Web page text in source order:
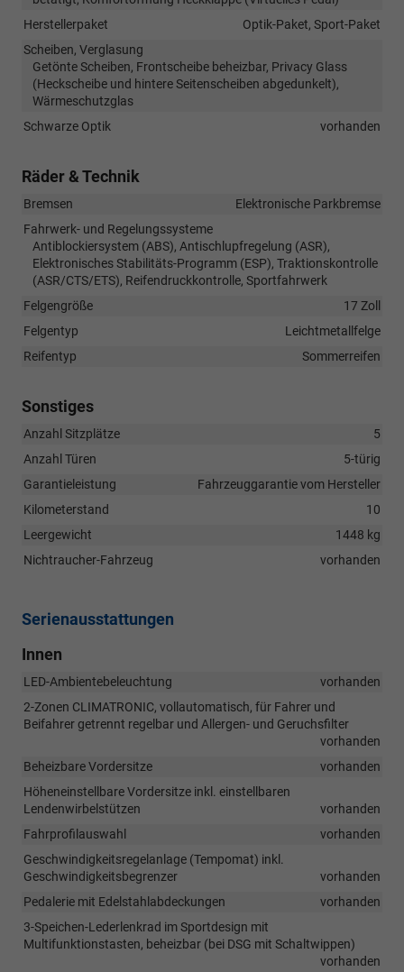
Herstellerpaket
Optik-Paket, Sport-Paket
Scheiben, Verglasung
Getönte Scheiben, Frontscheibe beheizbar, Privacy Glass
(Heckscheibe und hintere Seitenscheiben abgedunkelt),
Wärmeschutzglas
Schwarze Optik
vorhanden
Räder & Technik
Bremsen
Elektronische Parkbremse
Fahrwerk- und Regelungssysteme
Antiblockiersystem (ABS), Antischlupfregelung (ASR),
Elektronisches Stabilitäts-Programm (ESP), Traktionskontrolle
(ASR/CTS/ETS), Reifendruckkontrolle, Sportfahrwerk
Felgengröße
17 Zoll
Felgentyp
Leichtmetallfelge
Reifentyp
Sommerreifen
Sonstiges
Anzahl Sitzplätze
5
Anzahl Türen
5-türig
Garantieleistung
Fahrzeuggarantie vom Hersteller
Kilometerstand
10
Leergewicht
1448 kg
Nichtraucher-Fahrzeug
vorhanden
Serienausstattungen
Innen
LED-Ambientebeleuchtung
vorhanden
2-Zonen CLIMATRONIC, vollautomatisch, für Fahrer und
Beifahrer getrennt regelbar und Allergen- und Geruchsfilter
vorhanden
Beheizbare Vordersitze
vorhanden
Höheneinstellbare Vordersitze inkl. einstellbaren
Lendenwirbelstützen
vorhanden
Fahrprofilauswahl
vorhanden
Geschwindigkeitsregelanlage (Tempomat) inkl.
Geschwindigkeitsbegrenzer
vorhanden
Pedalerie mit Edelstahlabdeckungen
vorhanden
3-Speichen-Lederlenkrad im Sportdesign mit
Multifunktionstasten, beheizbar (bei DSG mit Schaltwippen)
vorhanden